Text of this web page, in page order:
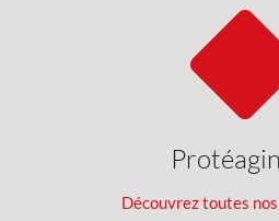
Découvrez toutes